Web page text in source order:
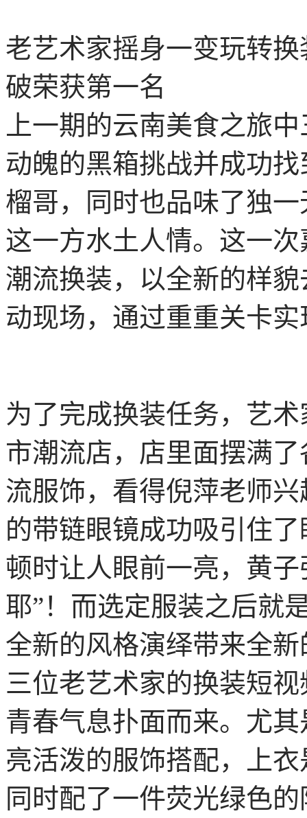
老艺术家摇身一变玩转
破荣获第一名
上一期的云南美食之旅
动魄的黑箱挑战并成功
榴哥，同时也品味了独
这一方水土人情。这一
潮流换装，以全新的样
动现场，通过重重关卡
为了完成换装任务，艺
市潮流店，店里面摆满
流服饰，看得倪萍老师
的带链眼镜成功吸引住
顿时让人眼前一亮，黄
耶”！而选定服装之后就
全新的风格演绎带来全
三位老艺术家的换装短
青春气息扑面而来。尤
亮活泼的服饰搭配，上
同时配了一件荧光绿色